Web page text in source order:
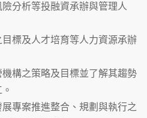
分析等投融資承辦與管理人
標及人才培育等人力資源承辦
構之策略及目標並了解其趨勢
專案推進整合、規劃與執行之